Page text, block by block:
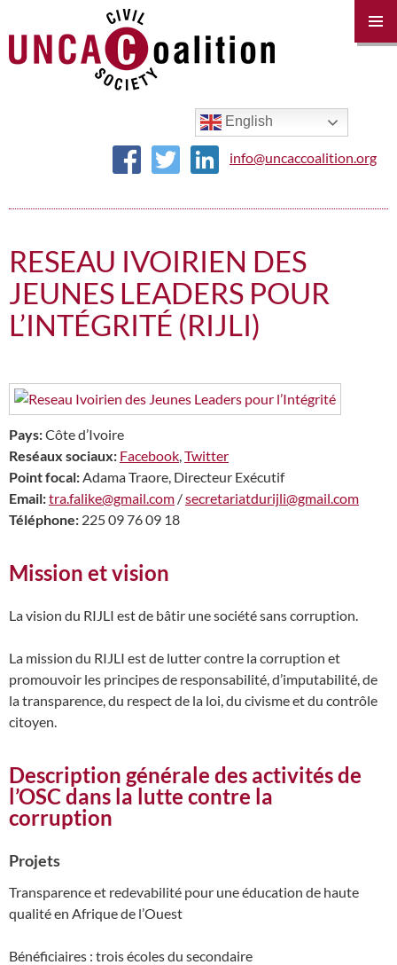
English
info@uncaccoalition.org
RESEAU IVOIRIEN DES
JEUNES LEADERS POUR
L’INTÉGRITÉ (RIJLI)
Pays:Côte d’Ivoire
Reséaux sociaux: Facebook,Twitter
Point focal:Adama Traore, Directeur Exécutif
Email:tra.falike@gmail.com /secretariatdurijli@gmail.com
Téléphone: 225 09 76 09 18
Mission et vision
La vision du RIJLI est de bâtir une société sans corruption.
La mission du RIJLI est de lutter contre la corruption et
promouvoir les principes de responsabilité, d’imputabilité, de
la transparence, du respect de la loi, du civisme et du contrôle
citoyen.
Description générale des activités de
l’OSC dans la lutte contre la
corruption
Projets
Transparence et redevabilité pour une éducation de haute
qualité en Afrique de l’Ouest
Bénéficiaires : trois écoles du secondaire